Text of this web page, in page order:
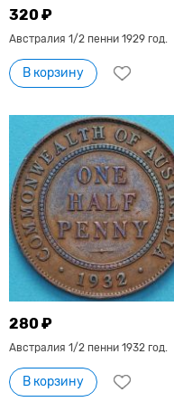
320 ₽
Австралия 1/2 пенни 1929 год.
В корзину
280 ₽
Австралия 1/2 пенни 1932 год.
В корзину